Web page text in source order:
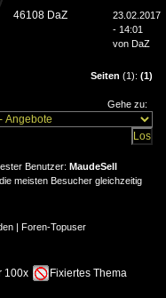
46108 DaZ
23.02.2017
- 14:01
vonDaZ
Seiten (1): (1)
Gehe zu:
Benutzer: MaudeSell
meisten Besucher gleichzeitig
| Foren-Topuser
100x
Fixiertes Thema